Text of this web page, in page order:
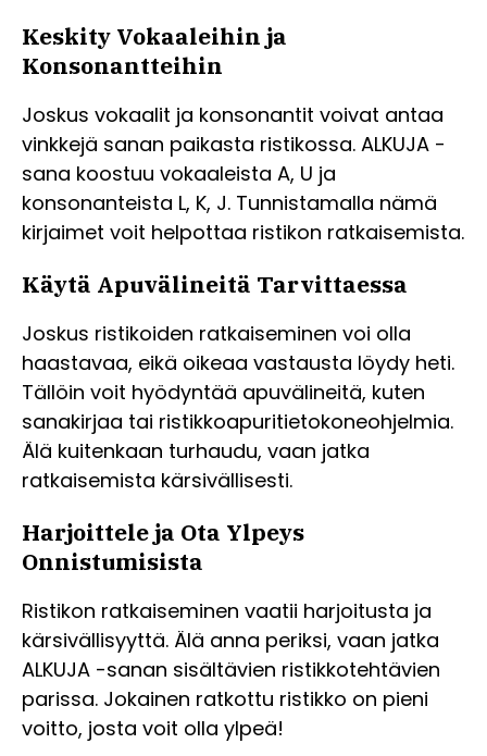
Keskity Vokaaleihin ja
Konsonantteihin
Joskus vokaalit ja konsonantit voivat antaa
vinkkejä sanan paikasta ristikossa. ALKUJA -
sana koostuu vokaaleista A, U ja
konsonanteista L, K, J. Tunnistamalla nämä
kirjaimet voit helpottaa ristikon ratkaisemista.
Käytä Apuvälineitä Tarvittaessa
Joskus ristikoiden ratkaiseminen voi olla
haastavaa, eikä oikeaa vastausta löydy heti.
Tällöin voit hyödyntää apuvälineitä, kuten
sanakirjaa tai ristikkoapuritietokoneohjelmia.
Älä kuitenkaan turhaudu, vaan jatka
ratkaisemista kärsivällisesti.
Harjoittele ja Ota Ylpeys
Onnistumisista
Ristikon ratkaiseminen vaatii harjoitusta ja
kärsivällisyyttä. Älä anna periksi, vaan jatka
ALKUJA -sanan sisältävien ristikkotehtävien
parissa. Jokainen ratkottu ristikko on pieni
voitto, josta voit olla ylpeä!